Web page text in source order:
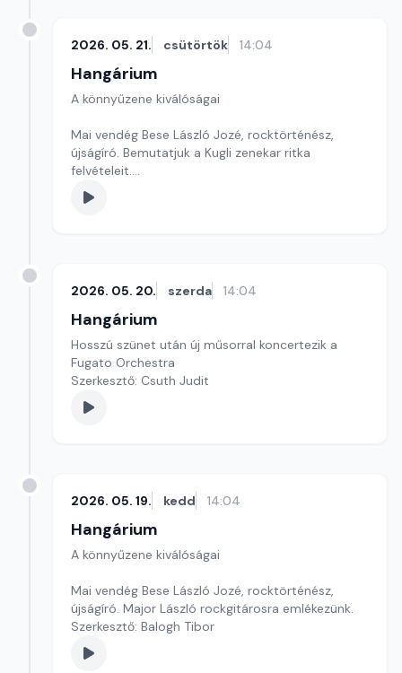
2026. 05. 21. csütörtök 14:04
Hangárium
A könnyűzene kiválóságai
Mai vendég Bese László Jozé, rocktörténész,
újságíró. Bemutatjuk a Kugli zenekar ritka
felvételeit.
Szerkesztő: Balogh Tibor
2026. 05. 20. szerda 14:04
Hangárium
Hosszú szünet után új műsorral koncertezik a
Fugato Orchestra
Szerkesztő: Csuth Judit
2026. 05. 19. kedd 14:04
Hangárium
A könnyűzene kiválóságai
Mai vendég Bese László Jozé, rocktörténész,
újságíró. Major László rockgitárosra emlékezünk.
Szerkesztő: Balogh Tibor